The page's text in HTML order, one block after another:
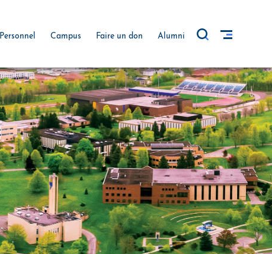
Personnel Campus Faire un don Alumni